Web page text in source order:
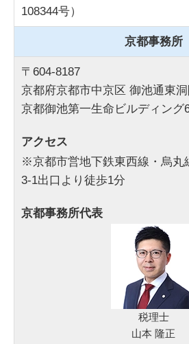
108344号）
京都事務所
〒604-8187
京都府京都市中京区 御池通東
京都御池第一生命ビルディング
アクセス
※京都市営地下鉄東西線・烏丸
3-1出口より徒歩1分
京都事務所代表
税理士
山本 隆正